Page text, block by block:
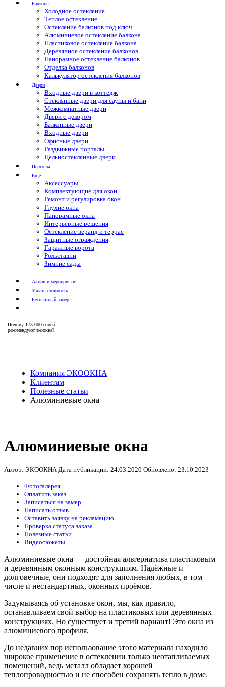
Балконы
Холодное остекление
Теплое остекление
Остекление балконов под ключ
Алюминиевое остекление балкона
Пластиковое остекление балкона
Деревянное остекление балконов
Панорамное остекление балконов
Отделка балконов
Калькулятор остекления балконов
Двери
Входные двери в коттедж
Стеклянные двери для сауны и бани
Межкомнатные двери
Двери с декором
Балконные двери
Входные двери
Офисные двери
Раздвижные порталы
Цельностеклянные двери
Перголы
Еще...
Аксессуары
Комплектующие для окон
Ремонт и регулировка окон
Глухие окна
Панорамные окна
Интерьерные решения
Остекление веранд и террас
Защитные ограждения
Гаражные ворота
Рольставни
Зимние сады
Акции и мероприятия
Узнать стоимость
Бесплатный замер
Почему 175 000 семей
рекомендуют экоокна?
Компания ЭКООКНА
Клиентам
Полезные статьи
Алюминиевые окна
Алюминиевые окна
Автор: ЭКООКНА Дата публикации: 24.03.2020 Обновлено: 23.10.2023
Фотогалерея
Оплатить заказ
Записаться на замер
Написать отзыв
Оставить заявку на рекламацию
Проверка статуса заказа
Полезные статьи
Видеосюжеты
Алюминиевые окна — достойная альтернатива пластиковым
и деревянным оконным конструкциям. Надёжные и
долговечные, они подходят для заполнения любых, в том
числе и нестандартных, оконных проёмов.
Задумываясь об установке окон, мы, как правило,
останавливаем свой выбор на пластиковых или деревянных
конструкциях. Но существует и третий вариант! Это окна из
алюминиевого профиля.
До недавних пор использование этого материала находило
широкое применение в остеклении только неотапливаемых
помещений, ведь металл обладает хорошей
теплопроводностью и не способен сохранять тепло в доме.